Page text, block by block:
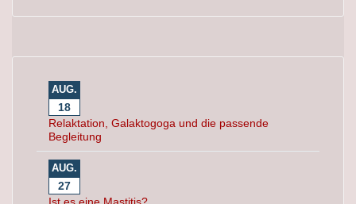
AUG.
18
Relaktation, Galaktogoga und die passende
Begleitung
AUG.
27